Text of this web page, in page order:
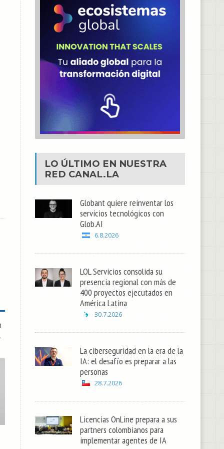
LO ÚLTIMO EN NUESTRA
RED CANAL.LA
Globant quiere reinventar los
servicios tecnológicos con
Glob.AI
6.8.2026
LOL Servicios consolida su
presencia regional con más de
400 proyectos ejecutados en
América Latina
30.7.2026
La ciberseguridad en la era de la
IA: el desafío es preparar a las
personas
28.7.2026
Licencias OnLine prepara a sus
partners colombianos para
implementar agentes de IA